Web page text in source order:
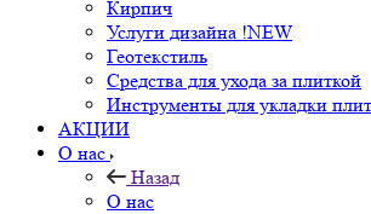
Кирпич
Услуги дизайна !NEW
Геотекстиль
Средства для ухода за плиткой
Инструменты для укладки
АКЦИИ
О нас
Назад
О нас